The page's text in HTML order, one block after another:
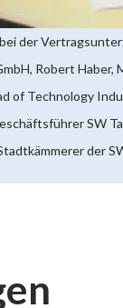
der
Robert
of Technology
SW
der